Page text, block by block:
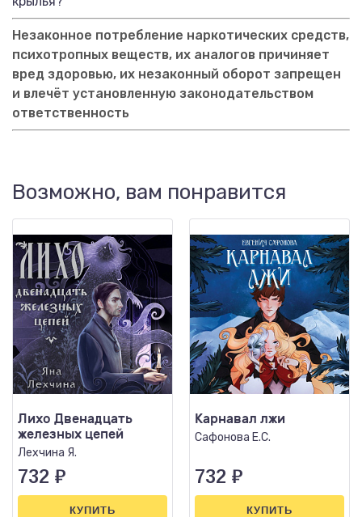
Незаконное потребление наркотических средств,
психотропных веществ, их аналогов причиняет
вред здоровью, их незаконный оборот запрещен
и влечёт установленную законодательством
ответственность
Возможно, вам понравится
Лихо Двенадцать
железных цепей
Лехчина Я.
732 ₽
КУПИТЬ
Карнавал лжи
Сафонова Е.С.
732 ₽
КУПИТЬ